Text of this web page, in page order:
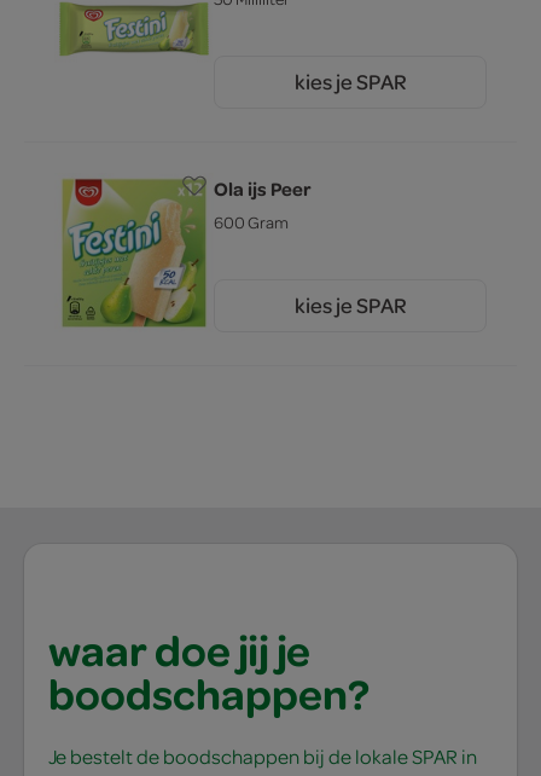
kies je SPAR
Ola ijs Peer
600 Gram
kies je SPAR
waar doe jij je
boodschappen?
Je bestelt de boodschappen bij de lokale SPAR in